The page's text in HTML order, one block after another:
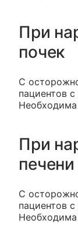
При
почек
С
пациентов
При
печени
С
пациентов